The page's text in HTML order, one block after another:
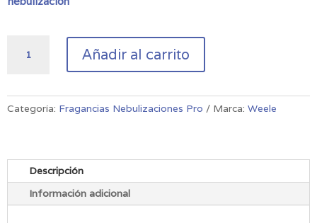
Nebulización
de
Añadir al carrito
Categoría: Fragancias Nebulizaciones Pro Marca: Weele
Descripción
Información adicional